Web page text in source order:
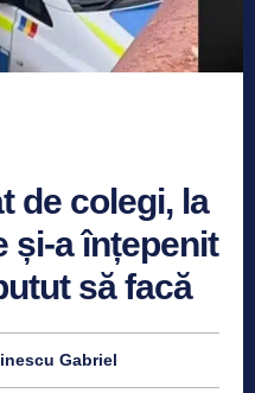
de colegi, la
și-a înțepenit
să facă
Gabriel